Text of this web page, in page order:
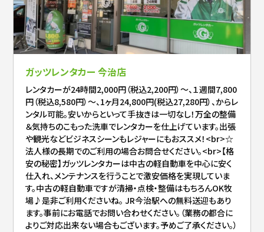
ガッツレンタカー 今治店
レンタカーが24時間2,000円（税込2,200円）～、１週間7,800
円（税込8,580円）～、1ヶ月24,800円(税込27,280円）、からレ
ンタル可能。安いからといって手抜きは一切なし！万全の整備
＆気持ちのこもった洗車でレンタカーを仕上げています。出張
や観光などビジネスシーンもレジャーにもおススメ！<br>☆
法人様の長期でのご利用の場合お問合せください。<br>【格
安の秘密】ガッツレンタカーは中古の軽自動車を中心に安く
仕入れ、メンテナンスを行うことで激安価格を実現していま
す。中古の軽自動車ですが清掃・点検・整備はもちろんOK牧
場♪是非ご利用くださいね。 JR今治駅への無料送迎もあり
ます。事前にお電話でお問い合わせください。（業務の都合に
よりご対応出来ない場合もございます。予めご了承ください。）